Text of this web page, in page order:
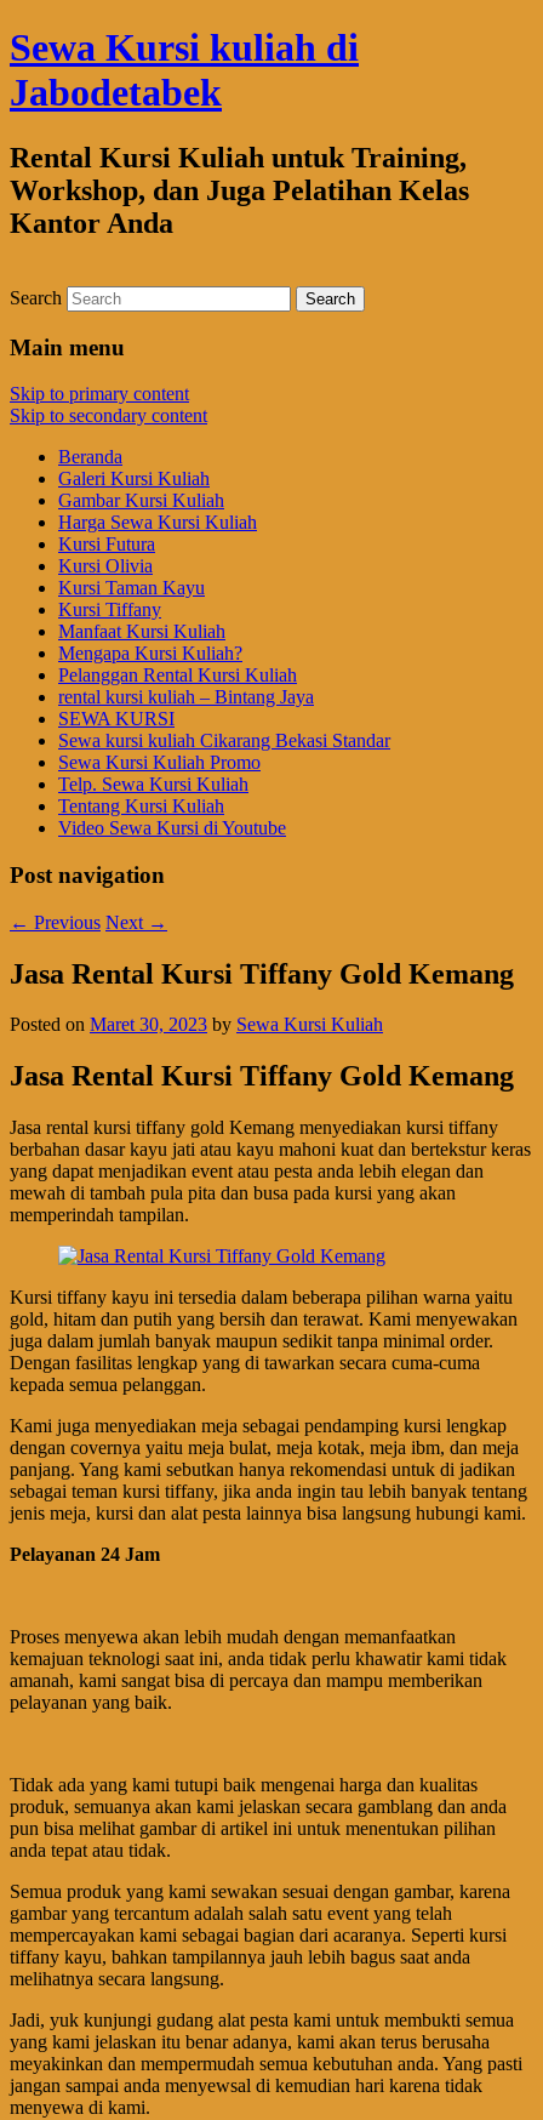
Sewa Kursi kuliah di
Jabodetabek
Rental Kursi Kuliah untuk Training,
Workshop, dan Juga Pelatihan Kelas
Kantor Anda
Search
Main menu
Skip to primary content
Skip to secondary content
Beranda
Galeri Kursi Kuliah
Gambar Kursi Kuliah
Harga Sewa Kursi Kuliah
Kursi Futura
Kursi Olivia
Kursi Taman Kayu
Kursi Tiffany
Manfaat Kursi Kuliah
Mengapa Kursi Kuliah?
Pelanggan Rental Kursi Kuliah
rental kursi kuliah – Bintang Jaya
SEWA KURSI
Sewa kursi kuliah Cikarang Bekasi Standar
Sewa Kursi Kuliah Promo
Telp. Sewa Kursi Kuliah
Tentang Kursi Kuliah
Video Sewa Kursi di Youtube
Post navigation
← Previous Next →
Jasa Rental Kursi Tiffany Gold Kemang
Posted on Maret 30, 2023 by Sewa Kursi Kuliah
Jasa Rental Kursi Tiffany Gold Kemang
Jasa rental kursi tiffany gold Kemang menyediakan kursi tiffany
berbahan dasar kayu jati atau kayu mahoni kuat dan bertekstur keras
yang dapat menjadikan event atau pesta anda lebih elegan dan
mewah di tambah pula pita dan busa pada kursi yang akan
memperindah tampilan.
Kursi tiffany kayu ini tersedia dalam beberapa pilihan warna yaitu
gold, hitam dan putih yang bersih dan terawat. Kami menyewakan
juga dalam jumlah banyak maupun sedikit tanpa minimal order.
Dengan fasilitas lengkap yang di tawarkan secara cuma-cuma
kepada semua pelanggan.
Kami juga menyediakan meja sebagai pendamping kursi lengkap
dengan covernya yaitu meja bulat, meja kotak, meja ibm, dan meja
panjang. Yang kami sebutkan hanya rekomendasi untuk di jadikan
sebagai teman kursi tiffany, jika anda ingin tau lebih banyak tentang
jenis meja, kursi dan alat pesta lainnya bisa langsung hubungi kami.
Pelayanan 24 Jam
Proses menyewa akan lebih mudah dengan memanfaatkan
kemajuan teknologi saat ini, anda tidak perlu khawatir kami tidak
amanah, kami sangat bisa di percaya dan mampu memberikan
pelayanan yang baik.
Tidak ada yang kami tutupi baik mengenai harga dan kualitas
produk, semuanya akan kami jelaskan secara gamblang dan anda
pun bisa melihat gambar di artikel ini untuk menentukan pilihan
anda tepat atau tidak.
Semua produk yang kami sewakan sesuai dengan gambar, karena
gambar yang tercantum adalah salah satu event yang telah
mempercayakan kami sebagai bagian dari acaranya. Seperti kursi
tiffany kayu, bahkan tampilannya jauh lebih bagus saat anda
melihatnya secara langsung.
Jadi, yuk kunjungi gudang alat pesta kami untuk membukti semua
yang kami jelaskan itu benar adanya, kami akan terus berusaha
meyakinkan dan mempermudah semua kebutuhan anda. Yang pasti
jangan sampai anda menyewsal di kemudian hari karena tidak
menyewa di kami.